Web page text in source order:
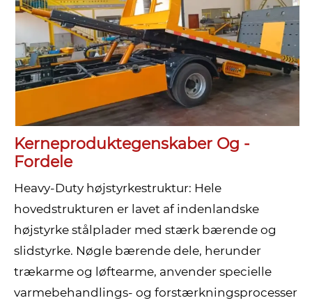
Kerneproduktegenskaber Og -
Fordele
Heavy-Duty højstyrkestruktur: Hele
hovedstrukturen er lavet af indenlandske
højstyrke stålplader med stærk bærende og
slidstyrke. Nøgle bærende dele, herunder
trækarme og løftearme, anvender specielle
varmebehandlings- og forstærkningsprocesser